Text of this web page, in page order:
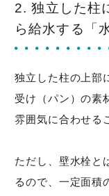
2. 独立した柱
ら給水する「
独立した柱の上部
受け（パン）の素
雰囲気に合わせる
ただし、壁水栓と
るので、一定面積